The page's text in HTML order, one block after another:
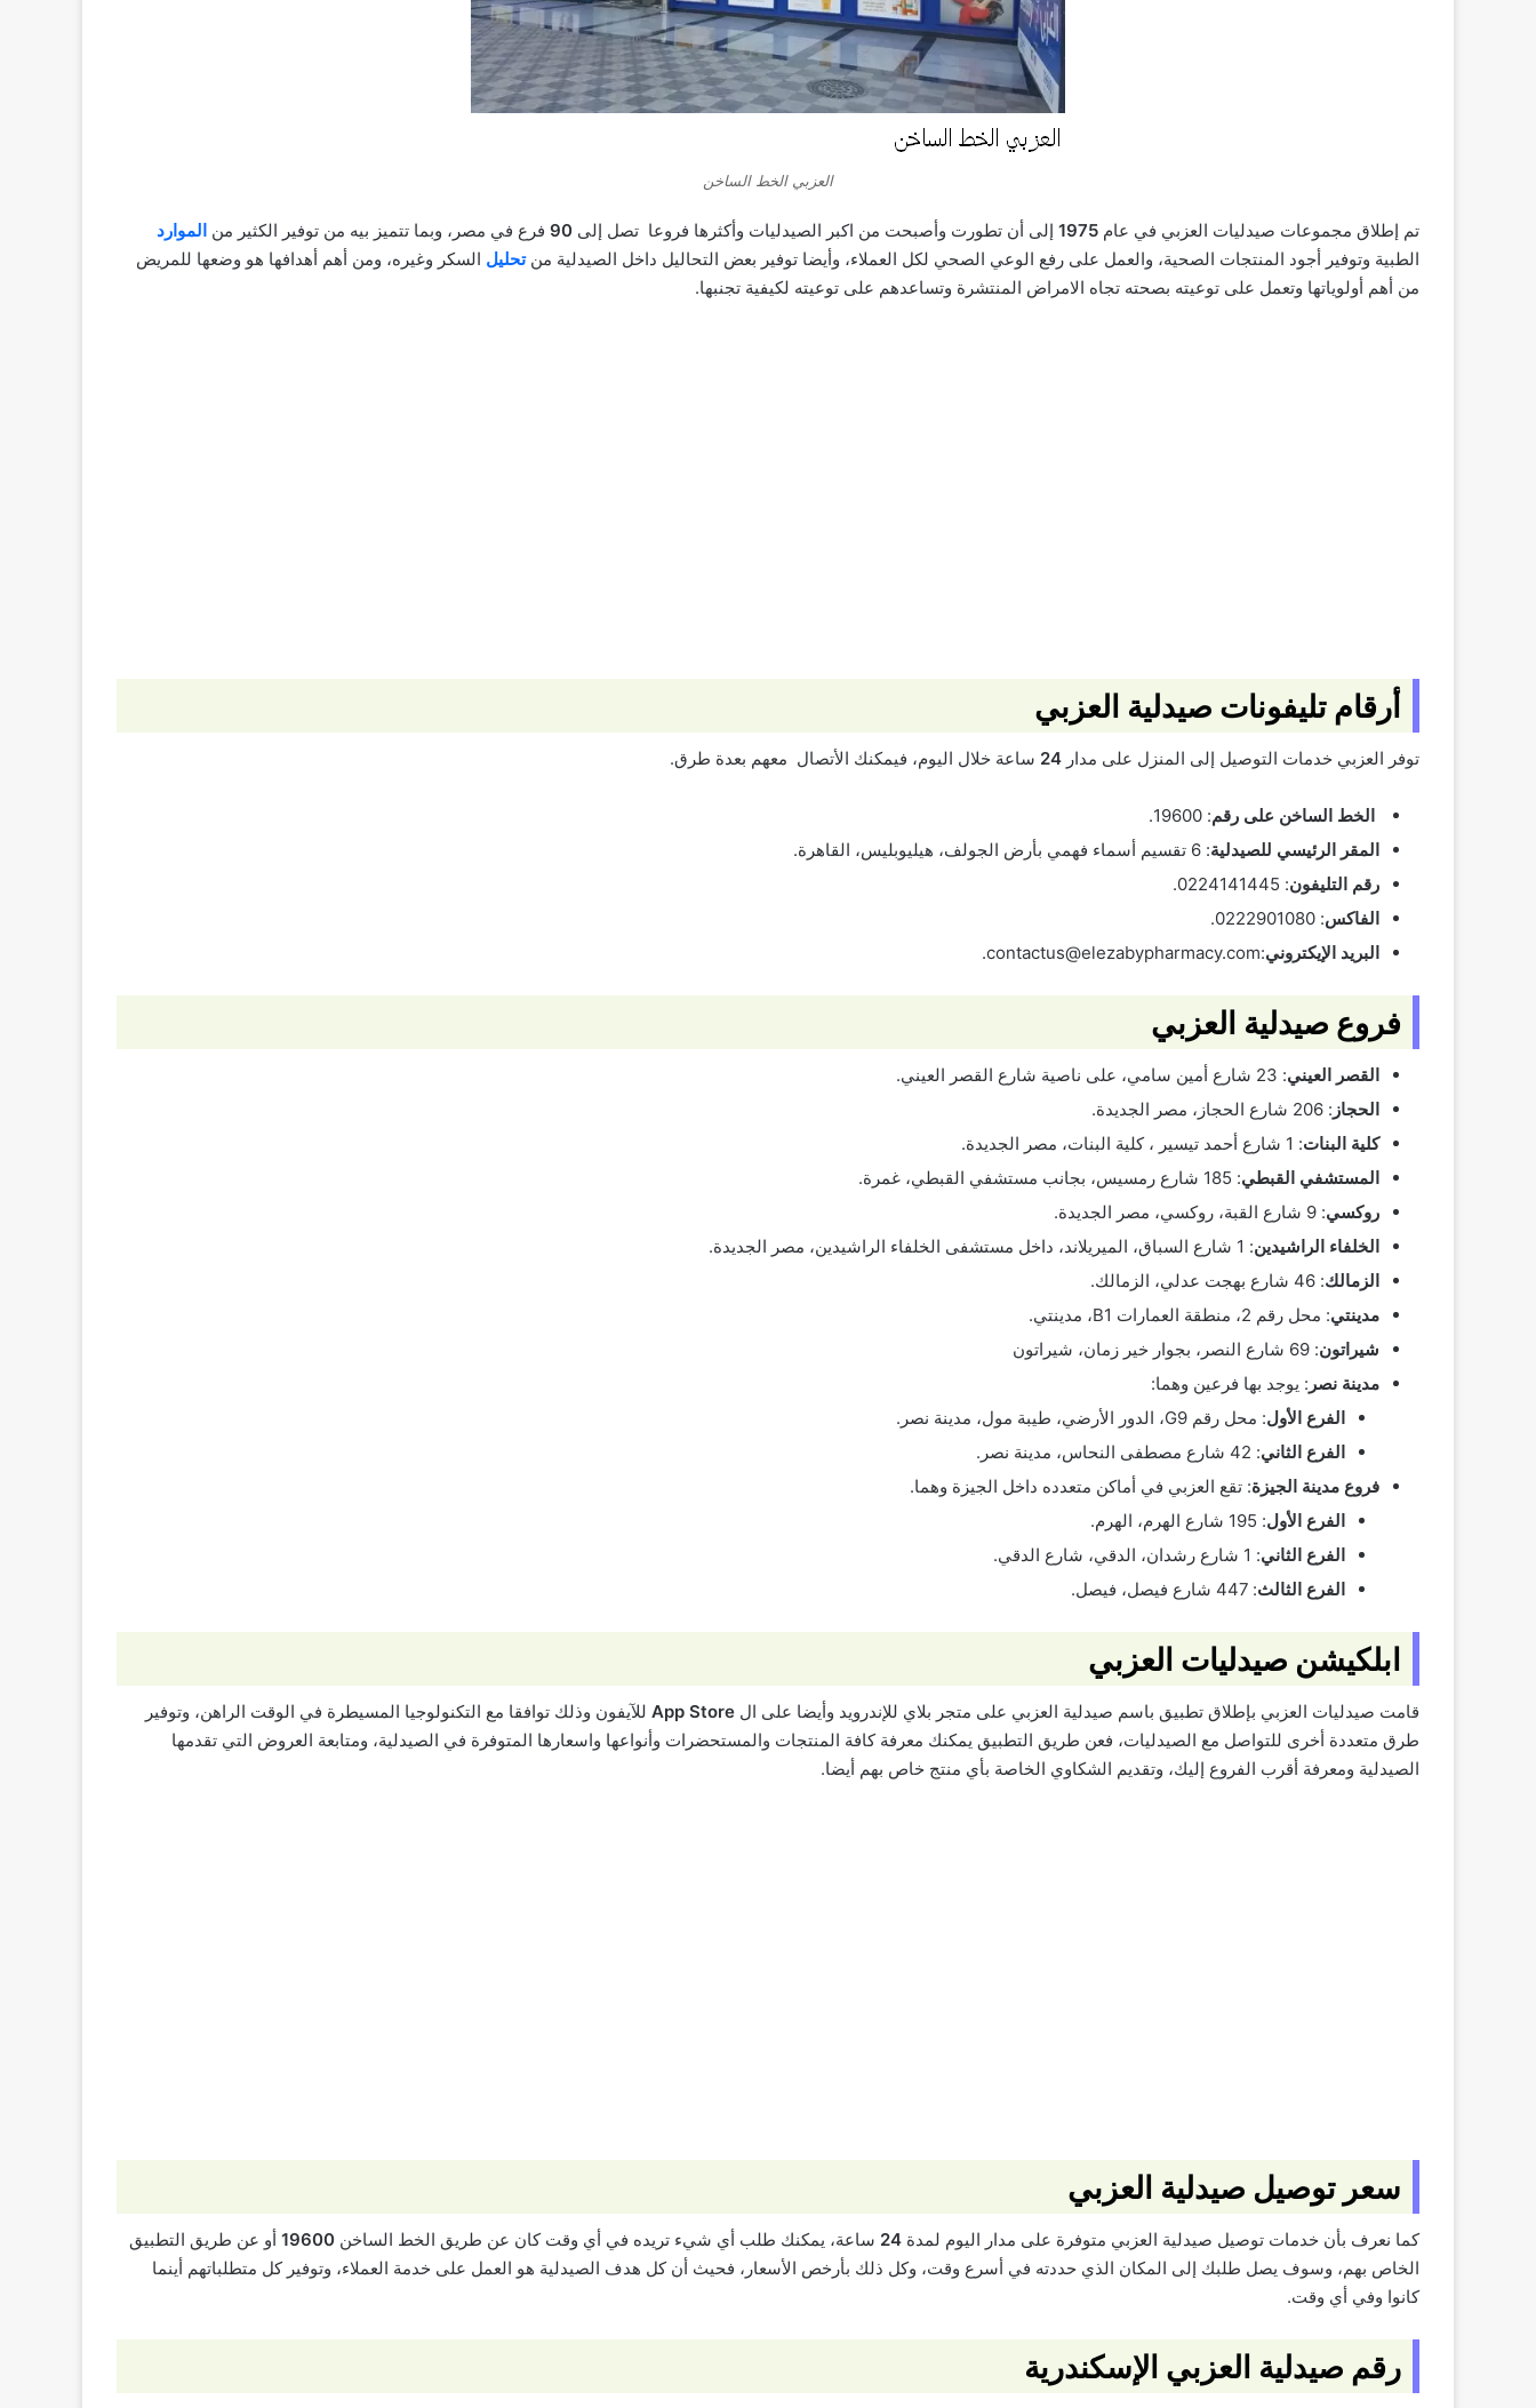
العزبي الخط الساخن
تم إطلاق مجموعات صيدليات العزبي في عام 1975 إلى أن تطورت وأصبحت من اكبر الصيدليات وأكثرها فروعا تصل إلى 90 فرع في مصر، وبما تتميز بيه من توفير الكثير من الموارد
الطبية وتوفير أجود المنتجات الصحية، والعمل على رفع الوعي الصحي لكل العملاء، وأيضا توفير بعض التحاليل داخل الصيدلية منتحليل السكر وغيره، ومن أهم أهدافها هو وضعها للمريض
من أهم أولوياتها وتعمل على توعيته بصحته تجاه الامراض المنتشرة وتساعدهم على توعيته لكيفية تجنبها.
أرقام تليفونات صيدلية العزبي
توفر العزبي خدمات التوصيل إلى المنزل على مدار 24 ساعة خلال اليوم، فيمكنك الأتصال معهم بعدة طرق.
الخط الساخن على رقم: 19600.
المقر الرئيسي للصيدلية: 6 تقسيم أسماء فهمي بأرض الجولف، هيليوبليس، القاهرة.
رقم التليفون: 0224141445.
الفاكس: 0222901080.
البريد الإيكتروني:
contactus@elezabypharmacy.com
.
فروع صيدلية العزبي
القصر العيني: 23 شارع أمين سامي، على ناصية شارع القصر العيني.
الحجاز : 206 شارع الحجاز، مصر الجديدة.
كلية البنات: 1 شارع أحمد تيسير ، كلية البنات، مصر الجديدة.
المستشفي القبطي: 185 شارع رمسيس، بجانب مستشفي القبطي، غمرة.
روكسي: 9 شارع القبة، روكسي، مصر الجديدة.
الخلفاء الراشيدين: 1 شارع السباق، الميريلاند، داخل مستشفى الخلفاء الراشيدين، مصر الجديدة.
الزمالك: 46 شارع بهجت عدلي، الزمالك.
مدينتي: محل رقم 2، منطقة العمارات B1، مدينتي.
شيراتون: 69 شارع النصر، بجوار خير زمان، شيراتون
مدينة نصر : يوجد بها فرعين وهما:
الفرع الأول: محل رقم G9، الدور الأرضي، طيبة مول، مدينة نصر.
الفرع الثاني: 42 شارع مصطفى النحاس، مدينة نصر.
فروع مدينة الجيزة: تقع العزبي في أماكن متعدده داخل الجيزة وهما.
الفرع الأول: 195 شارع الهرم، الهرم.
الفرع الثاني: 1 شارع رشدان، الدقي، شارع الدقي.
الفرع الثالث: 447 شارع فيصل، فيصل.
ابلكيشن صيدليات العزبي
قامت صيدليات العزبي بإطلاق تطبيق باسم صيدلية العزبي على متجر بلاي للإندرويد وأيضا على ال App Store للآيفون وذلك توافقا مع التكنولوجيا المسيطرة في الوقت الراهن، وتوفير
طرق متعددة أخرى للتواصل مع الصيدليات، فعن طريق التطبيق يمكنك معرفة كافة المنتجات والمستحضرات وأنواعها واسعارها المتوفرة في الصيدلية، ومتابعة العروض التي تقدمها
الصيدلية ومعرفة أقرب الفروع إليك، وتقديم الشكاوي الخاصة بأي منتج خاص بهم أيضا.
سعر توصيل صيدلية العزبي
كما نعرف بأن خدمات توصيل صيدلية العزبي متوفرة على مدار اليوم لمدة 24 ساعة، يمكنك طلب أي شيء تريده في أي وقت كان عن طريق الخط الساخن 19600 أو عن طريق التطبيق
الخاص بهم، وسوف يصل طلبك إلى المكان الذي حددته في أسرع وقت، وكل ذلك بأرخص الأسعار، فحيث أن كل هدف الصيدلية هو العمل على خدمة العملاء، وتوفير كل متطلباتهم أينما
كانوا وفي أي وقت.
رقم صيدلية العزبي الإسكندرية